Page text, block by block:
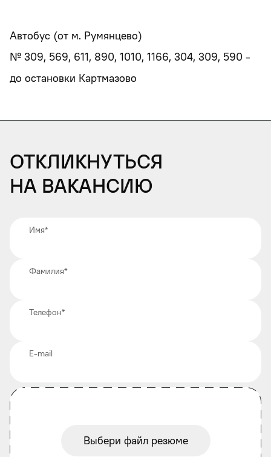
Автобус (от м. Румянцево)
№ 309, 569, 611, 890, 1010, 1166, 304, 309, 590 -
Откликнуться
на вакансию
Имя*
Фамилия*
Телефон*
E-mail
Выбери файл резюме